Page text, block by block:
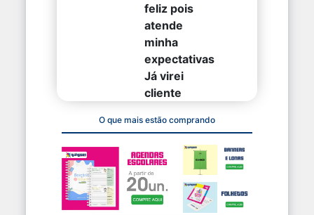
feliz pois
atende
minha
expectativas
Já virei
cliente
O que mais estão comprando